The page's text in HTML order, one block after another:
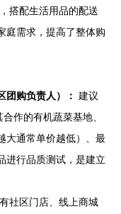
搭配生活用品的配送
庭需求，提高了整体购
团购负责人）： 建议
作的有机蔬菜基地、
大通常单价越低）、最
进行品质测试，是建立
社区门店、线上商城